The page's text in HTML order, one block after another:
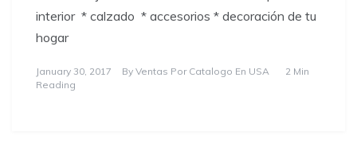
interior * calzado * accesorios * decoración de tu
hogar
January 30, 2017 By Ventas Por Catalogo En USA
2 Min
Reading